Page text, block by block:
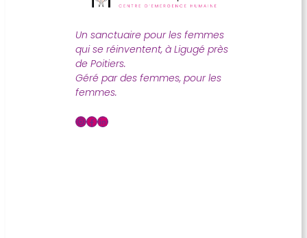
Un sanctuaire pour les femmes
qui se réinventent, à Ligugé près
de Poitiers.
Géré par des femmes, pour les
femmes.
InstagramFacebook LinkedIn